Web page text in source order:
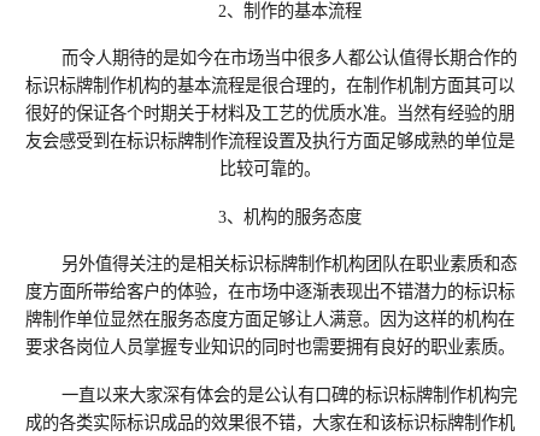
2、制作的基本流程
而令人期待的是如今在市场当中很多人都公认值得长期合作的
标识标牌制作机构的基本流程是很合理的，在制作机制方面其可以
很好的保证各个时期关于材料及工艺的优质水准。当然有经验的朋
友会感受到在标识标牌制作流程设置及执行方面足够成熟的单位是
比较可靠的。
3、机构的服务态度
另外值得关注的是相关标识标牌制作机构团队在职业素质和态
度方面所带给客户的体验，在市场中逐渐表现出不错潜力的标识标
牌制作单位显然在服务态度方面足够让人满意。因为这样的机构在
要求各岗位人员掌握专业知识的同时也需要拥有良好的职业素质。
一直以来大家深有体会的是公认有口碑的标识标牌制作机构完
成的各类实际标识成品的效果很不错，大家在和该标识标牌制作机